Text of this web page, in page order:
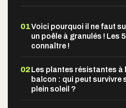
01Voici pourquoi il ne faut
un poêle à granulés ! Les
connaître !
02Les plantes résistantes à
balcon : qui peut survivre
plein soleil ?